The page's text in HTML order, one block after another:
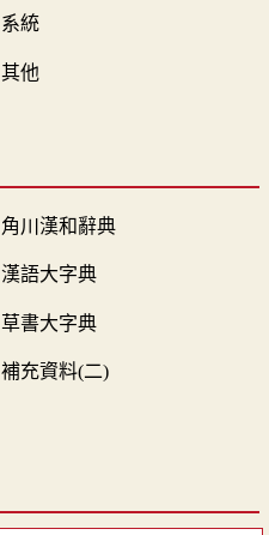
系統
其他
角川漢和辭典
漢語大字典
草書大字典
補充資料(二)